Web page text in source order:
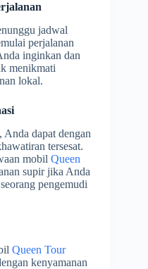
jadwal
perjalanan
inginkan dan
menikmati
lokal.
Anda dapat dengan
tersesat.
mobil Queen
supir jika Anda
pengemudi
Queen Tour
kenyamanan